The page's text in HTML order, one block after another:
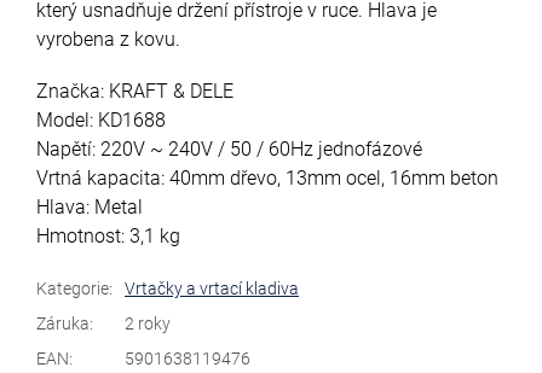
který usnadňuje držení přístroje v ruce. Hlava je
vyrobena z kovu.
Značka: KRAFT & DELE
Model: KD1688
Napětí: 220V ~ 240V / 50 / 60Hz jednofázové
Vrtná kapacita: 40mm dřevo, 13mm ocel, 16mm beton
Hlava: Metal
Hmotnost: 3,1 kg
Kategorie:
Vrtačky a vrtací kladiva
Záruka:
2 roky
EAN: 5901638119476